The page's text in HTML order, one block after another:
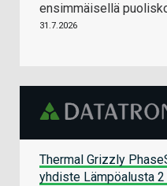
ensimmäisellä
31.7.2026
Thermal Grizzly
yhdiste Lämpöalusta 2